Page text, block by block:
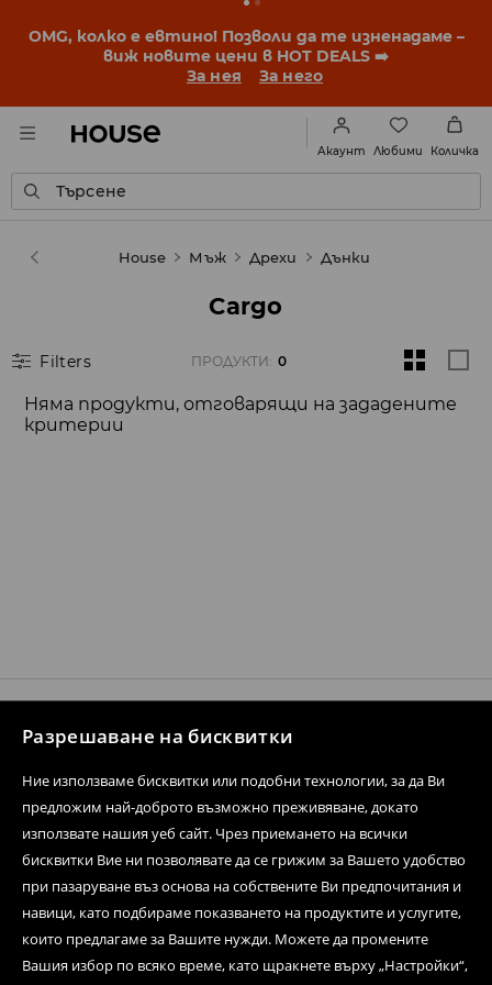
Разрешаване на бисквитки
Ние използваме бисквитки или подобни технологии, за да Ви
предложим най-доброто възможно преживяване, докато
използвате нашия уеб сайт. Чрез приемането на всички
бисквитки Вие ни позволявате да се грижим за Вашето удобство
при пазаруване въз основа на собствените Ви предпочитания и
навици, като подбираме показването на продуктите и услугите,
които предлагаме за Вашите нужди. Можете да промените
Вашия избор по всяко време, като щракнете върху „Настройки“,
OMG, колко е евтино! Позволи да те изненадаме –
виж новите цени в HOT DEALS ➡️
За нея
За него
Акаунт Любими Количка
Търсене
House Мъж Дрехи Дънки
Cargo
Filters ПРОДУКТИ: 0
Няма продукти, отговарящи на зададените
критерии
Свържете се с нас
Форма за контакти
Последвай ни
Помощен център
Стационарна мрежа